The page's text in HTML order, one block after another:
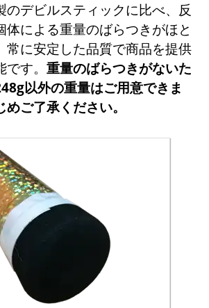
のデビルスティックに比べ、反
体による重量のばらつきがほと
常に安定した品質で商品を提供
です。重量のばらつきがないた
以外の重量はご用意できま
ご了承ください。